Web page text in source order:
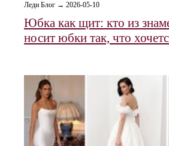
Леди Блог → 2026-05-10
Юбка как щит: кто из
носит юбки так, что